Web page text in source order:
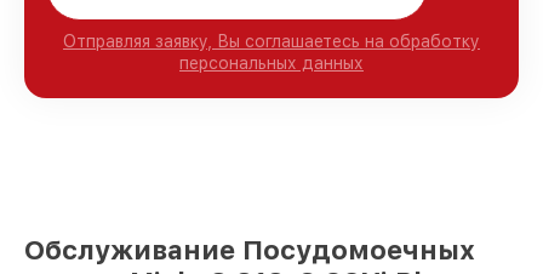
Отправляя заявку, Вы соглашаетесь на обработку
персональных данных
Обслуживание Посудомоечных